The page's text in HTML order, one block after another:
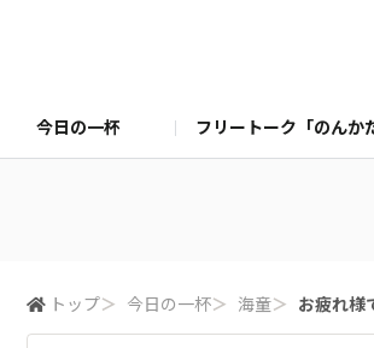
今日の一杯 フリートーク「のんか
トップ＞ 今日の一杯＞ 海童＞ お疲れ様